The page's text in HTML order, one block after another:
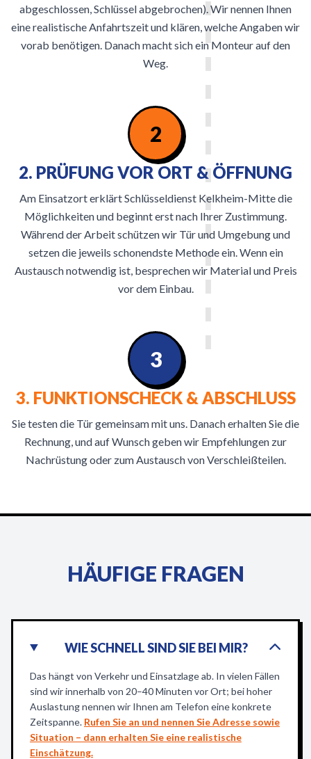
abgeschlossen, Schlüssel abgebrochen). Wir nennen Ihnen
eine realistische Anfahrtszeit und klären, welche Angaben wir
vorab benötigen. Danach macht sich ein Monteur auf den
Weg.
2
2. PRÜFUNG VOR ORT & ÖFFNUNG
Am Einsatzort erklärt Schlüsseldienst Kelkheim-Mitte die
Möglichkeiten und beginnt erst nach Ihrer Zustimmung.
Während der Arbeit schützen wir Tür und Umgebung und
setzen die jeweils schonendste Methode ein. Wenn ein
Austausch notwendig ist, besprechen wir Material und Preis
vor dem Einbau.
3. FUNKTIONSCHECK & ABSCHLUSS
Sie testen die Tür gemeinsam mit uns. Danach erhalten Sie die
Rechnung, und auf Wunsch geben wir Empfehlungen zur
Nachrüstung oder zum Austausch von Verschleißteilen.
3
HÄUFIGE FRAGEN
WIE SCHNELL SIND SIE BEI MIR?
Das hängt von Verkehr und Einsatzlage ab. In vielen Fällen
sind wir innerhalb von 20–40 Minuten vor Ort; bei hoher
Auslastung nennen wir Ihnen am Telefon eine konkrete
Zeitspanne. Rufen Sie an und nennen Sie Adresse sowie
Situation – dann erhalten Sie eine realistische
Einschätzung.